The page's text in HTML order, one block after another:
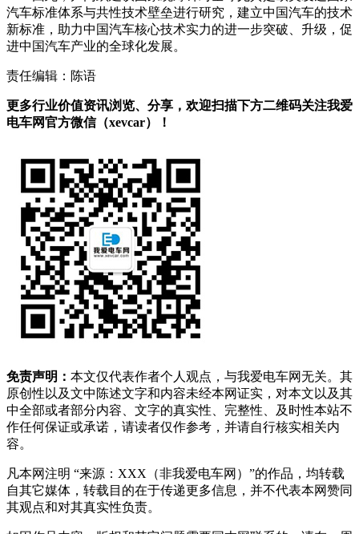
汽车标准体系与共性技术壁垒进行研究，建立中国汽车的技术
新标准，助力中国汽车核心技术实力的进一步突破、升级，促
进中国汽车产业的全球化发展。
责任编辑：陈语
更多行业价值资讯浏览、分享，欢迎扫描下方二维码关注我爱
电车网官方微信（xevcar）！
免责声明： 本文仅代表作者个人观点，与我爱电车网无关。其
原创性以及文中陈述文字和内容未经本网证实，对本文以及其
中全部或者部分内容、文字的真实性、完整性、及时性本站不
作任何保证或承诺，请读者仅作参考，并请自行核实相关内
容。
凡本网注明 “来源：XXX（非我爱电车网）”的作品，均转载
自其它媒体，转载目的在于传递更多信息，并不代表本网赞同
其观点和对其真实性负责。